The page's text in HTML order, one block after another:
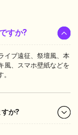
すか?
イブ遠征、祭壇風、本
風、スマホ壁紙などを
か?